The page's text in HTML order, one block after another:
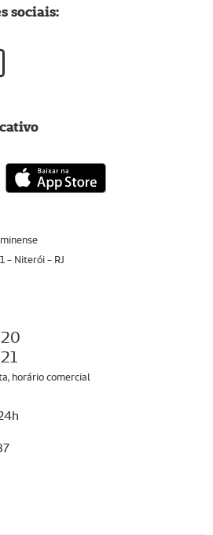
- Niterói - RJ
horário comercial
sociais: